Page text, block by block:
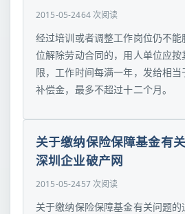
2015-05-2464 次阅读
经过培训或者调整工作岗位仍不
位解除劳动合同的，用人单位应
限，工作时间每满一年，发给相
补偿金，最多不超过十二个月。
关于缴纳保险保障基金有
深圳企业破产网
2015-05-2457 次阅读
关于缴纳保险保障基金有关问题